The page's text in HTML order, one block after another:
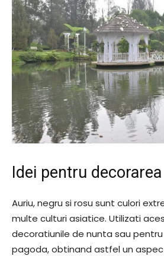
Idei pentru
Auriu, negru si rosu sunt culori
multe culturi asiatice. Utilizati
decoratiunile de nunta sau
pagoda, obtinand astfel un